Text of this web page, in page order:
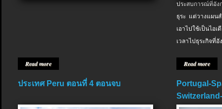
Read more
ประสบการณ์ที่อัง
ธุระ แต่วางแผน
เอาไปใช้เป็นไอ
เวลาไปธุระกิจที่อั
Read more
ประเทศ Peru ตอนที่ 4 ตอนจบ
Portugal-